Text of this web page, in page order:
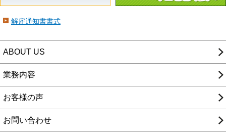
解雇通知書書式
ABOUT US
業務内容
お客様の声
お問い合わせ